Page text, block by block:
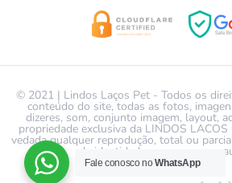
© 2021 | Lindos Laços Pet - Todos os
conteúdo do site, todas as fotos,
dizeres, som, conjunto imagem, layout,
propriedade exclusiva da LINDOS LACOS
vedada qualquer reprodução, total ou
de identidade, sem expressa
Fale conosco noWhatsApp